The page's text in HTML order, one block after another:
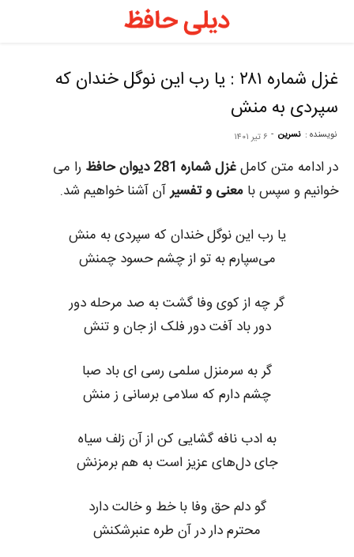
غزل شماره ۲۸۱ : یا رب این نوگل خندان که
سپردی به منش
نویسنده : نسرین - ۶ تیر ۱۴۰۱
در ادامه متن کاملغزل شماره 281 دیوان حافظ
را می
خوانیم و سپس با معنی و تفسیرآن آشنا خواهیم شد.
یا رب این نوگل خندان که سپردی به منش
می‌سپارم به تو از چشم حسود چمنش
گر چه از کوی وفا گشت به صد مرحله دور
دور باد آفت دور فلک از جان و تنش
گر به سرمنزل سلمی رسی ای باد صبا
چشم دارم که سلامی برسانی ز منش
به ادب نافه گشایی کن از آن زلف سیاه
جای دل‌های عزیز است به هم برمزنش
گو دلم حق وفا با خط و خالت دارد
محترم دار در آن طره عنبرشکنش